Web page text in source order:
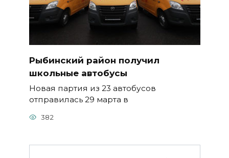
Рыбинский район получил
школьные автобусы
Новая партия из 23 автобусов
отправилась 29 марта в
382